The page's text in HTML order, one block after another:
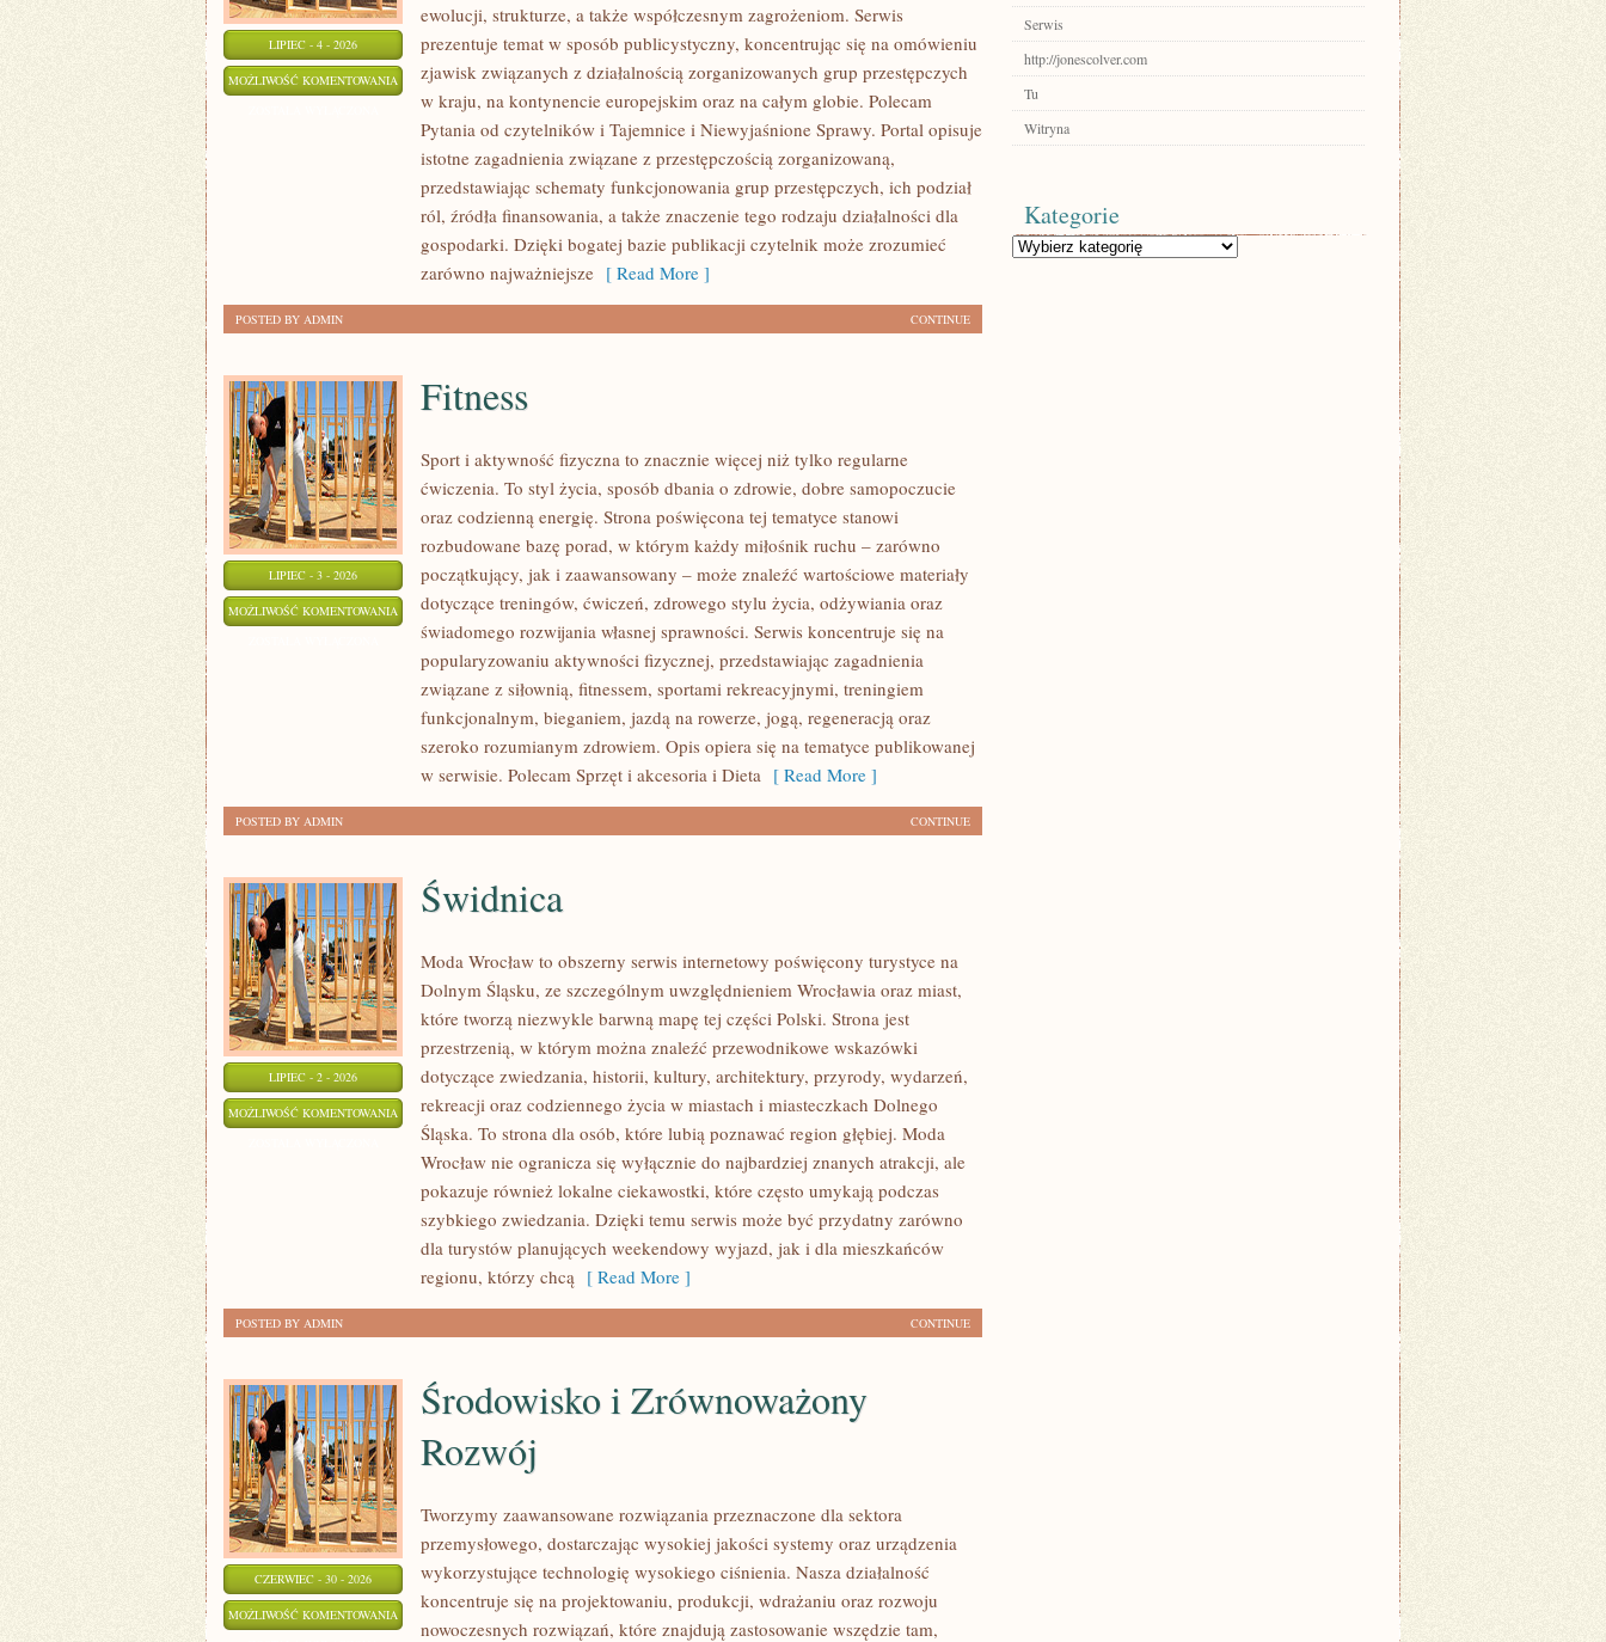
LIPIEC - 4 - 2026
MOŻLIWOŚĆ KOMENTOWANIA MAFIA
POLSCE
ewolucji, strukturze, a także współczesnym zagrożeniom. Serwis
prezentuje temat w sposób publicystyczny, koncentrując się na omówieniu
zjawisk związanych z działalnością zorganizowanych grup przestępczych
w kraju, na kontynencie europejskim oraz na całym globie. Polecam
Pytania od czytelników i Tajemnice i Niewyjaśnione Sprawy. Portal opisuje
istotne zagadnienia związane z przestępczością zorganizowaną,
przedstawiając schematy funkcjonowania grup przestępczych, ich podział
ról, źródła finansowania, a także znaczenie tego rodzaju działalności dla
gospodarki. Dzięki bogatej bazie publikacji czytelnik może zrozumieć
zarówno najważniejsze [ Read More ]
CONTINUE
POSTED BY ADMIN
LIPIEC - 3 - 2026
MOŻLIWOŚĆ KOMENTOWANIA FITNESS
Fitness
Sport i aktywność fizyczna to znacznie więcej niż tylko regularne
ćwiczenia. To styl życia, sposób dbania o zdrowie, dobre samopoczucie
oraz codzienną energię. Strona poświęcona tej tematyce stanowi
rozbudowane bazę porad, w którym każdy miłośnik ruchu – zarówno
początkujący, jak i zaawansowany – może znaleźć wartościowe materiały
dotyczące treningów, ćwiczeń, zdrowego stylu życia, odżywiania oraz
świadomego rozwijania własnej sprawności. Serwis koncentruje się na
popularyzowaniu aktywności fizycznej, przedstawiając zagadnienia
związane z siłownią, fitnessem, sportami rekreacyjnymi, treningiem
funkcjonalnym, bieganiem, jazdą na rowerze, jogą, regeneracją oraz
szeroko rozumianym zdrowiem. Opis opiera się na tematyce publikowanej
w serwisie. Polecam Sprzęt i akcesoria i Dieta [ Read More ]
CONTINUE
POSTED BY ADMIN
LIPIEC - 2 - 2026
MOŻLIWOŚĆ KOMENTOWANIA ŚWIDNICA
Świdnica
Moda Wrocław to obszerny serwis internetowy poświęcony turystyce na
Dolnym Śląsku, ze szczególnym uwzględnieniem Wrocławia oraz miast,
które tworzą niezwykle barwną mapę tej części Polski. Strona jest
przestrzenią, w którym można znaleźć przewodnikowe wskazówki
dotyczące zwiedzania, historii, kultury, architektury, przyrody, wydarzeń,
rekreacji oraz codziennego życia w miastach i miasteczkach Dolnego
Śląska. To strona dla osób, które lubią poznawać region głębiej. Moda
Wrocław nie ogranicza się wyłącznie do najbardziej znanych atrakcji, ale
pokazuje również lokalne ciekawostki, które często umykają podczas
szybkiego zwiedzania. Dzięki temu serwis może być przydatny zarówno
dla turystów planujących weekendowy wyjazd, jak i dla mieszkańców
regionu, którzy chcą [ Read More ]
CONTINUE
POSTED BY ADMIN
CZERWIEC - 30 - 2026
MOŻLIWOŚĆ KOMENTOWANIA
Środowisko i Zrównoważony
Rozwój
Tworzymy zaawansowane rozwiązania przeznaczone dla sektora
przemysłowego, dostarczając wysokiej jakości systemy oraz urządzenia
wykorzystujące technologię wysokiego ciśnienia. Nasza działalność
koncentruje się na projektowaniu, produkcji, wdrażaniu oraz rozwoju
nowoczesnych rozwiązań, które znajdują zastosowanie wszędzie tam,
Serwis
http://jonescolver.com
Tu
Witryna
Kategorie
Kategorie